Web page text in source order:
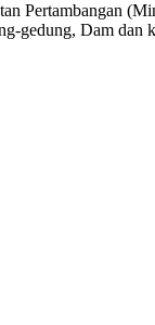
Pertambangan
gedung, Dam